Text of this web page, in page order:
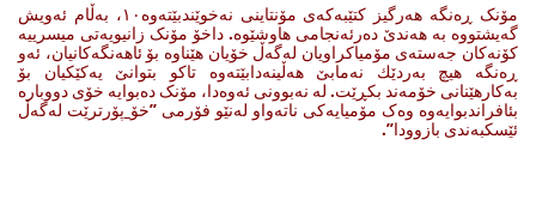
مۆنک ڕەنگە هەرگیز کتێبەکەی مۆنتاینی نەخوێندبێتەوە١٠، بەڵام ئەویش
گەیشتووە بە هەندێ دەرئەنجامی هاوشێوە. داخۆ مۆنک زانیویەتی میسرییە
کۆنەکان جەستەی مۆمیاکراویان لەگەڵ خۆیان هێناوە بۆ ئاهەنگەکانیان، ئەو
ڕەنگە هیچ بەردێك نەمابێ هەڵینەدابێتەوە تاکو بتوانێ یەکێکیان بۆ
بەکارهێنانی خۆمەند بکڕێت. لە نەبوونی ئەوەدا، مۆنک دەبوایە خۆی دووبارە
بئافراندبوایەوە وەک مۆمیایەکی ناتەواو لەنێو فۆرمی ”خۆ_پۆرترێت لەگەڵ
ئێسکبەندی بازوودا”.